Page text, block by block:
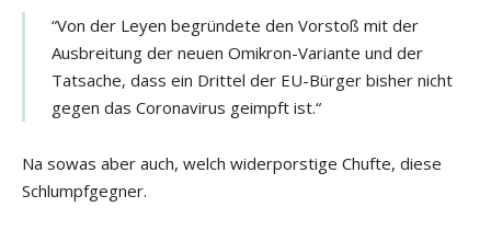
“Von der Leyen begründete den Vorstoß mit der
Ausbreitung der neuen Omikron-Variante und der
Tatsache, dass ein Drittel der EU-Bürger bisher nicht
gegen das Coronavirus geimpft ist.“
Na sowas aber auch, welch widerporstige Chufte, diese
Schlumpfgegner.